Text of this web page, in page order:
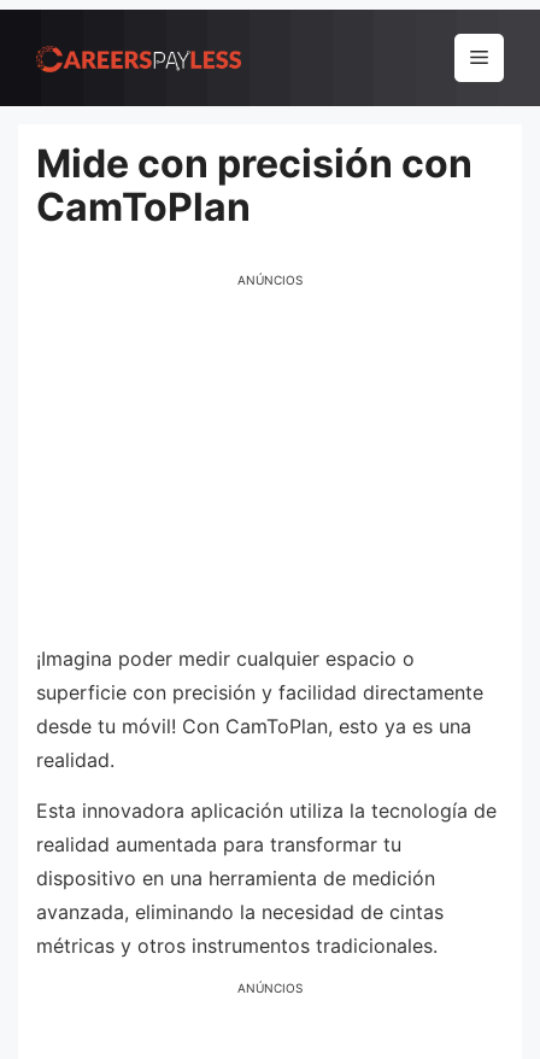
para
conteúdo
Menu
Mide con precisión con
CamToPlan
ANÚNCIOS
¡Imagina poder medir cualquier espacio o
superficie con precisión y facilidad directamente
desde tu móvil! Con CamToPlan, esto ya es una
realidad.
Esta innovadora aplicación utiliza la tecnología de
realidad aumentada para transformar tu
dispositivo en una herramienta de medición
avanzada, eliminando la necesidad de cintas
métricas y otros instrumentos tradicionales.
ANÚNCIOS